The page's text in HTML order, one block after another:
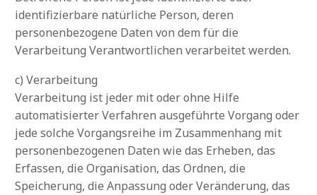
identifizierbare natürliche Person, deren
personenbezogene Daten von dem für die
Verarbeitung Verantwortlichen verarbeitet werden.
c) Verarbeitung
Verarbeitung ist jeder mit oder ohne Hilfe
automatisierter Verfahren ausgeführte Vorgang oder
jede solche Vorgangsreihe im Zusammenhang mit
personenbezogenen Daten wie das Erheben, das
Erfassen, die Organisation, das Ordnen, die
Speicherung, die Anpassung oder Veränderung, das